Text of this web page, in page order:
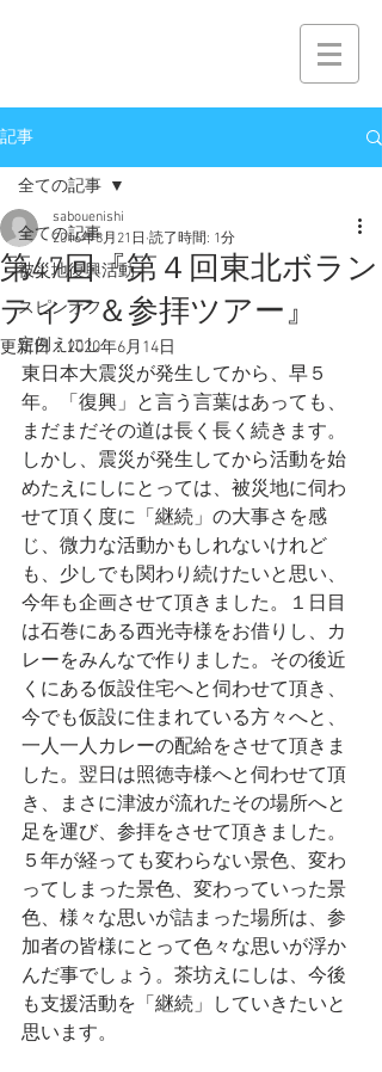
記事
全ての記事
被災地復興活動
スピンオフ
定例えにし
全ての記事
第47回『第４回東北ボラン
ティア＆参拝ツアー』
sabouenishi
2016年8月21日 読了時間: 1分
更新日：2020年6月14日
東日本大震災が発生してから、早５
年。​「復興」と言う言葉はあっても、
まだまだその道は長く長く続きます。
しかし、震災が発生してから活動を始
めたえにしにとっては、被災地に伺わ
せて頂く度に「継続」の大事さを感
じ、微力な活動かもしれないけれど
も、少しでも関わり続けたいと思い、
今年も企画させて頂きました。１日目
は石巻にある西光寺様をお借りし、カ
レーをみんなで作りました。その後近
くにある仮設住宅へと伺わせて頂き、
今でも仮設に住まれている方々へと、
一人一人カレーの配給をさせて頂きま
した。翌日は照徳寺様へと伺わせて頂
き、まさに津波が流れたその場所へと
足を運び、参拝をさせて頂きました。
５年が経っても変わらない景色、変わ
ってしまった景色、変わっていった景
色、様々な思いが詰まった場所は、参
加者の皆様にとって色々な思いが浮か
んだ事でしょう。茶坊えにしは、今後
も支援活動を「継続」していきたいと
思います。